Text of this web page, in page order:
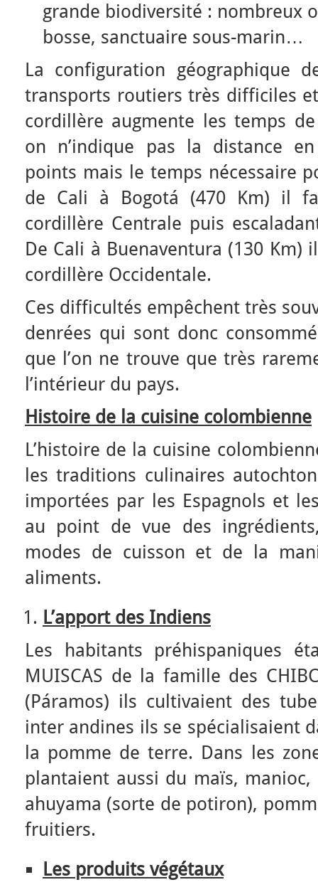
grande biodiversité : nombreux
bosse, sanctuaire sous-marin…
La configuration géographique
transports routiers très difficiles
cordillère augmente les temps
on n’indique pas la distance
points mais le temps nécessaire
de Cali à Bogotá (470 Km) il
cordillère Centrale puis
De Cali à Buenaventura (130
cordillère Occidentale.
Ces difficultés empêchent très
denrées qui sont donc
que l’on ne trouve que très
l’intérieur du pays.
Histoire de la cuisine colombienne
L’histoire de la cuisine
les traditions culinaires
importées par les Espagnols et
au point de vue des
modes de cuisson et de la
aliments.
L’apport des Indiens
Les habitants préhispaniques
MUISCAS de la famille des
(Páramos) ils cultivaient des
inter andines ils se spécialisaient
la pomme de terre. Dans les
plantaient aussi du maïs,
ahuyama (sorte de potiron),
fruitiers.
Les produits végétaux